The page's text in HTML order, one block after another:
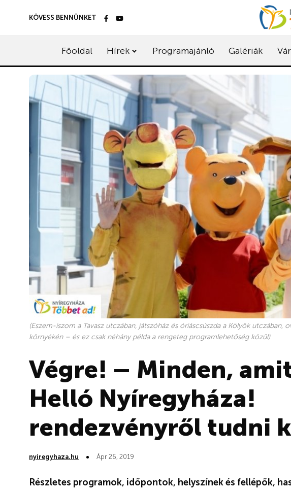
KÖVESS BENNÜNKET
Főoldal Hírek Programajánló Galériák
(Eszem-iszom a Tavasz utczában, játszóház és óriáscsúszda a Kölyök utczában,
környékén – és ez csak néhány példa a rengeteg programlehetőség közül)
Végre! – Minden,
Helló Nyíregyháza!
rendezvényről tudni
nyiregyhaza.hu Ápr 26, 2019
Részletes programok, időpontok, helyszínek és fellépők,